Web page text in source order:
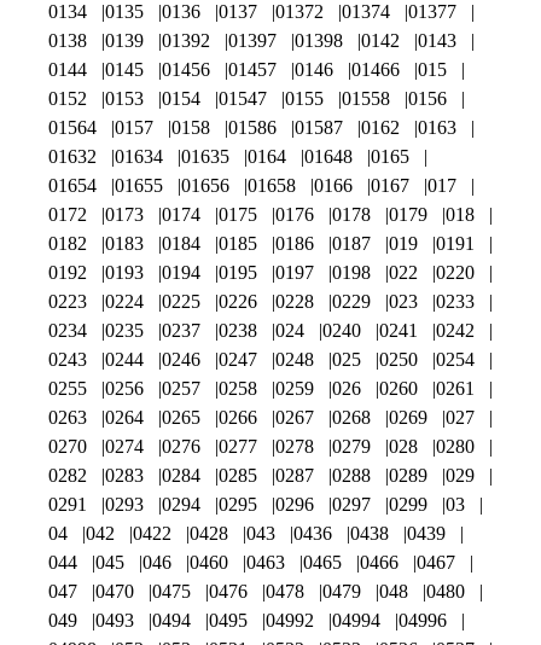
0134
0135 0136 0137 01372 01374
01377
0138
0139 01392 01397 01398 0142
0143
0144
0145 01456 01457 0146 01466
015
0152
0153 0154 01547 0155 01558
0156
01564
0157 0158 01586 01587 0162
0163
01632
01634 01635 0164 01648
0165
01654
01655 01656 01658 0166 0167
017
0172
0173 0174 0175 0176 0178 0179
018
0182
0183 0184 0185 0186 0187 019
0191
0192
0193 0194 0195 0197 0198 022
0220
0223
0224 0225 0226 0228 0229 023
0233
0234
0235 0237 0238 024 0240 0241
0242
0243
0244 0246 0247 0248 025 0250
0254
0255
0256 0257 0258 0259 026 0260
0261
0263
0264 0265 0266 0267 0268 0269
027
0270
0274 0276 0277 0278 0279 028
0280
0282
0283 0284 0285 0287 0288 0289
029
0291
0293 0294 0295 0296 0297 0299
03
04
042 0422 0428 043 0436 0438
0439
044
045 046 0460 0463 0465 0466
0467
047
0470 0475 0476 0478 0479 048
0480
049
0493 0494 0495 04992 04994
04996